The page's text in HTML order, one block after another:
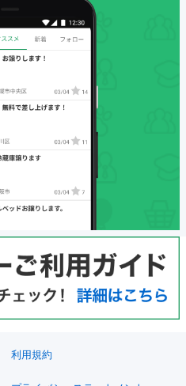
利用規約